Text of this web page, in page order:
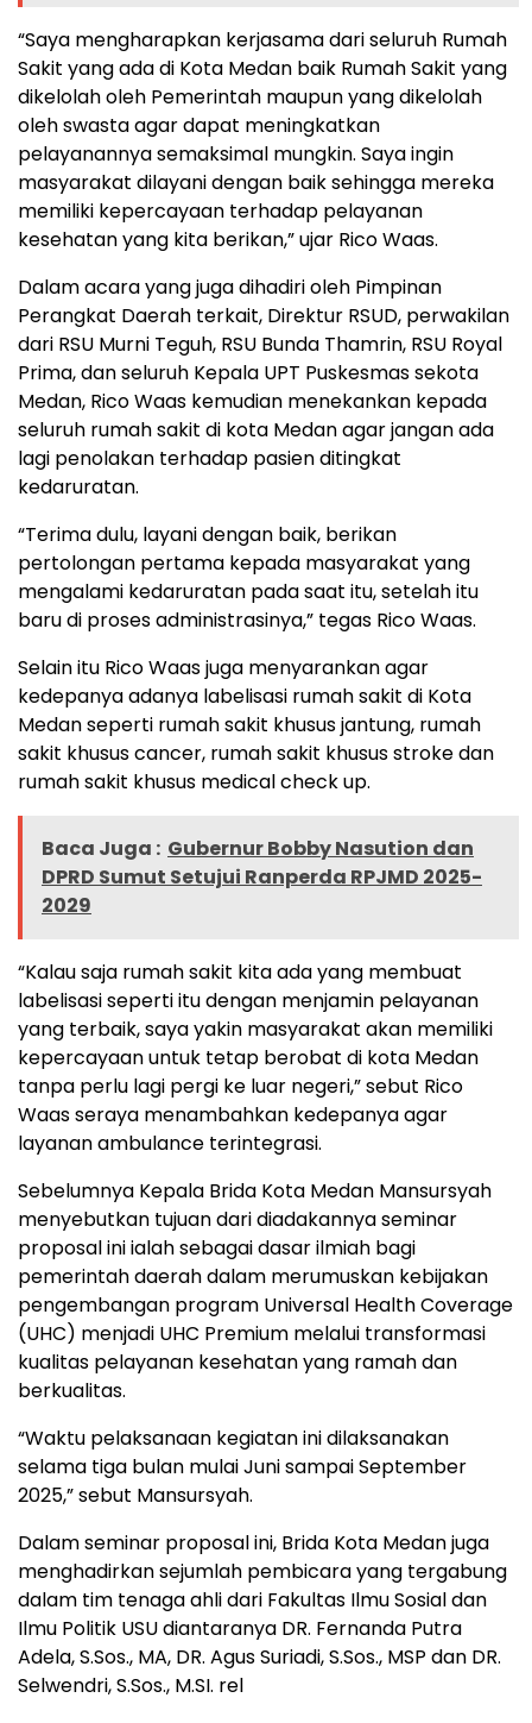
“Saya mengharapkan kerjasama dari seluruh Rumah
Sakit yang ada di Kota Medan baik Rumah Sakit yang
dikelolah oleh Pemerintah maupun yang dikelolah
oleh swasta agar dapat meningkatkan
pelayanannya semaksimal mungkin. Saya ingin
masyarakat dilayani dengan baik sehingga mereka
memiliki kepercayaan terhadap pelayanan
kesehatan yang kita berikan,” ujar Rico Waas.
Dalam acara yang juga dihadiri oleh Pimpinan
Perangkat Daerah terkait, Direktur RSUD, perwakilan
dari RSU Murni Teguh, RSU Bunda Thamrin, RSU Royal
Prima, dan seluruh Kepala UPT Puskesmas sekota
Medan, Rico Waas kemudian menekankan kepada
seluruh rumah sakit di kota Medan agar jangan ada
lagi penolakan terhadap pasien ditingkat
kedaruratan.
“Terima dulu, layani dengan baik, berikan
pertolongan pertama kepada masyarakat yang
mengalami kedaruratan pada saat itu, setelah itu
baru di proses administrasinya,” tegas Rico Waas.
Selain itu Rico Waas juga menyarankan agar
kedepanya adanya labelisasi rumah sakit di Kota
Medan seperti rumah sakit khusus jantung, rumah
sakit khusus cancer, rumah sakit khusus stroke dan
rumah sakit khusus medical check up.
Baca Juga : Gubernur Bobby Nasution dan
DPRD Sumut Setujui Ranperda RPJMD 2025-
2029
“Kalau saja rumah sakit kita ada yang membuat
labelisasi seperti itu dengan menjamin pelayanan
yang terbaik, saya yakin masyarakat akan memiliki
kepercayaan untuk tetap berobat di kota Medan
tanpa perlu lagi pergi ke luar negeri,” sebut Rico
Waas seraya menambahkan kedepanya agar
layanan ambulance terintegrasi.
Sebelumnya Kepala Brida Kota Medan Mansursyah
menyebutkan tujuan dari diadakannya seminar
proposal ini ialah sebagai dasar ilmiah bagi
pemerintah daerah dalam merumuskan kebijakan
pengembangan program Universal Health Coverage
(UHC) menjadi UHC Premium melalui transformasi
kualitas pelayanan kesehatan yang ramah dan
berkualitas.
“Waktu pelaksanaan kegiatan ini dilaksanakan
selama tiga bulan mulai Juni sampai September
2025,” sebut Mansursyah.
Dalam seminar proposal ini, Brida Kota Medan juga
menghadirkan sejumlah pembicara yang tergabung
dalam tim tenaga ahli dari Fakultas Ilmu Sosial dan
Ilmu Politik USU diantaranya DR. Fernanda Putra
Adela, S.Sos., MA, DR. Agus Suriadi, S.Sos., MSP dan DR.
Selwendri, S.Sos., M.SI. rel